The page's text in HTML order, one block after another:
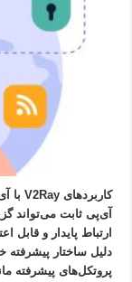
آی‌پی ثابت می‌تواند
دلیل ساختار پیشرفته